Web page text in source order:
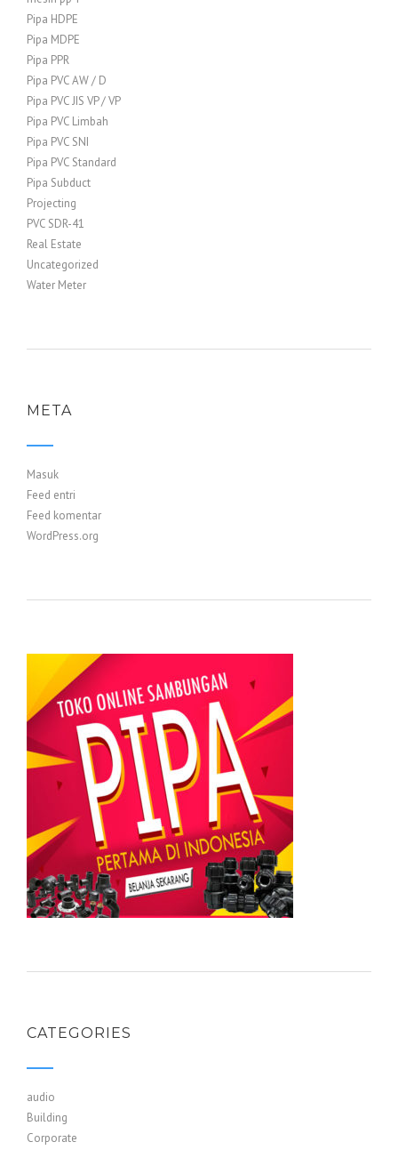
Pipa HDPE
Pipa MDPE
Pipa PPR
Pipa PVC AW / D
Pipa PVC JIS VP / VP
Pipa PVC Limbah
Pipa PVC SNI
Pipa PVC Standard
Pipa Subduct
Projecting
PVC SDR-41
Real Estate
Uncategorized
Water Meter
META
Masuk
Feed entri
Feed komentar
WordPress.org
CATEGORIES
audio
Building
Corporate